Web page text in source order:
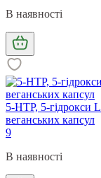
В наявності
5-HTP, 5-гідрокси
веганських капсул
9
В наявності